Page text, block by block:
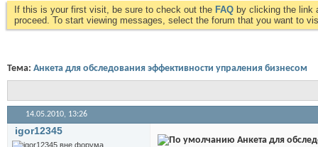
If this is your first visit, be sure to check out the FAQ by clicking the link
proceed. To start viewing messages, select the forum that you want to
Тема: Анкета для обследования эффективности упраления бизнесом
14.05.2010, 13:26
igor12345
Анкета для